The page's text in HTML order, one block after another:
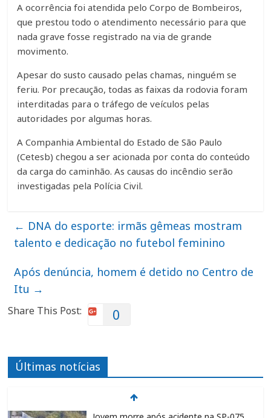
A ocorrência foi atendida pelo Corpo de Bombeiros,
que prestou todo o atendimento necessário para que
nada grave fosse registrado na via de grande
movimento.
Apesar do susto causado pelas chamas, ninguém se
feriu. Por precaução, todas as faixas da rodovia foram
interditadas para o tráfego de veículos pelas
autoridades por algumas horas.
A Companhia Ambiental do Estado de São Paulo
(Cetesb) chegou a ser acionada por conta do conteúdo
da carga do caminhão. As causas do incêndio serão
investigadas pela Polícia Civil.
← DNA do esporte: irmãs gêmeas mostram
talento e dedicação no futebol feminino
Após denúncia, homem é detido no Centro de
Itu →
Share This Post: 0
Últimas notícias